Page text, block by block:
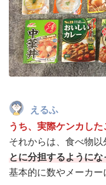
えるふ
うち、実際ケンカした
それからは、食べ物以
とに分担するようにな
基本的に数やメーカー